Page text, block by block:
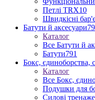
Петлі TRX10
Швидкісні
Батути й аксесуари
Каталог
Все Батути й
Батути791
Бокс, єдиноборства,
Каталог
Все Бокс,
Подушки для
Силові